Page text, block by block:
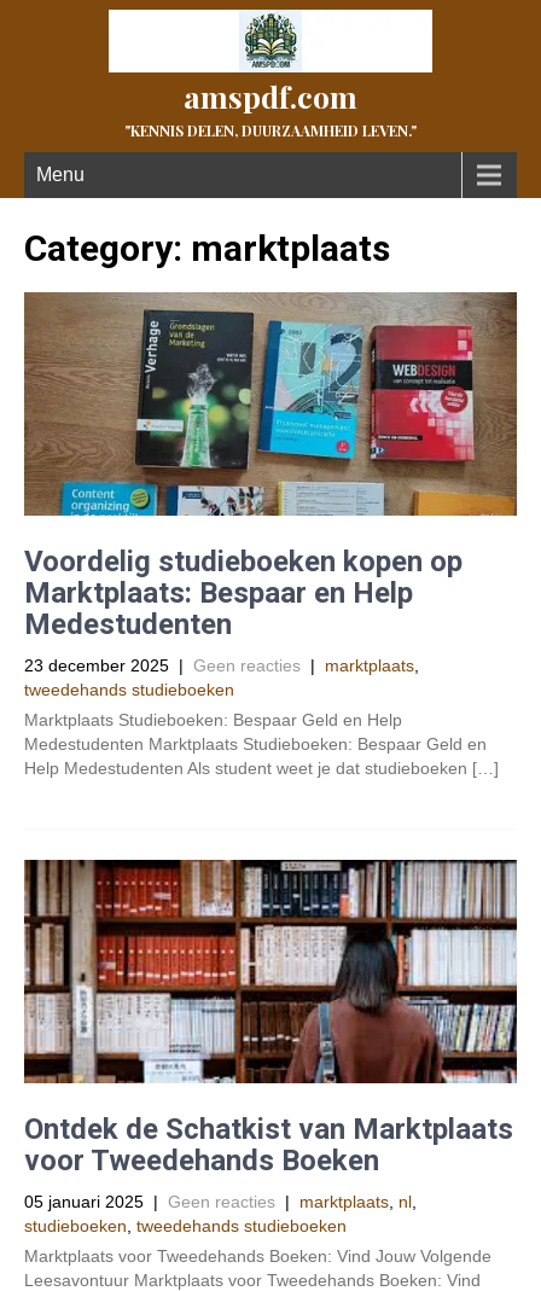
amspdf.com
"KENNIS DELEN, DUURZAAMHEID LEVEN."
Menu
Category: marktplaats
Voordelig studieboeken kopen op
Marktplaats: Bespaar en Help
Medestudenten
23 december 2025 | Geen reacties | marktplaats
tweedehands studieboeken
Marktplaats Studieboeken: Bespaar Geld en Help
Medestudenten Marktplaats Studieboeken: Bespaar Geld en
Help Medestudenten Als student weet je dat studieboeken […]
Ontdek de Schatkist van Marktplaats
voor Tweedehands Boeken
05 januari 2025 | Geen reacties | marktplaats nl
studieboeken tweedehands studieboeken
Marktplaats voor Tweedehands Boeken: Vind Jouw Volgende
Leesavontuur Marktplaats voor Tweedehands Boeken: Vind